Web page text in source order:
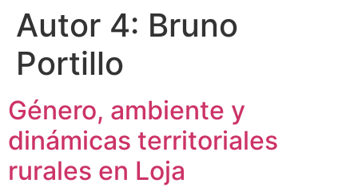
Autor 4: Bruno
Portillo
Género, ambiente y
dinámicas territoriales
rurales en Loja